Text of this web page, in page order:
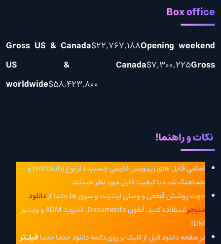
Box office
Gross US & Canada$22,767,188Opening weekend
US & Canada$7,300,225Gross
worldwide$58,423,800
نکات و راهنما!
تمامی فایل های زیرنویس فارسی چسبیده از نوع (softSub) و
هماهنگ شده با کیفیت فایل مورد نظر هستند
جهت پوشش قطعی و وصلی اینترنت و سرور ها حتما ازدانلود
منیجر
استفاده کنید: آیفون Documents, اندروید ADM و ویندوز
IDM
در صفحه دانلود قبل از کلیک بر روی دکمه دانلود حتما حتمافیلـتر